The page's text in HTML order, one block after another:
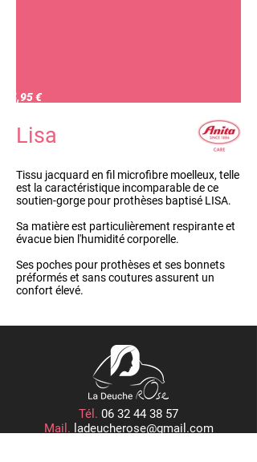
Lisa
74,95 €
Tissu jacquard en fil microfibre moelleux, telle
est la caractéristique incomparable de ce
soutien-gorge pour prothèses baptisé LISA.
Sa matière est particulièrement respirante et
évacue bien l'humidité corporelle.
Ses poches pour prothèses et ses bonnets
préformés et sans coutures assurent un
confort élevé.
Tél. 06 32 44 38 57
Mail. ladeucherose@gmail.com